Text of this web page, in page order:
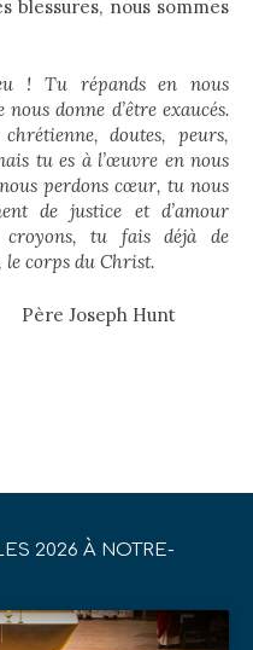
blessures, nous sommes
! Tu répands en nous
nous donne d’être exaucés.
doutes, peurs,
tu es à l’œuvre en nous
perdons cœur, tu nous
de justice et d’amour
croyons, tu fais déjà de
le corps du Christ.
Hunt
2026 À NOTRE-